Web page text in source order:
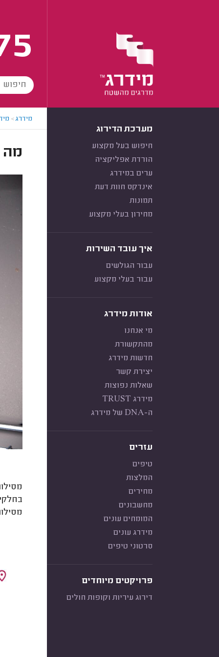
מערכת הדירוג
חיפוש בעל מקצוע
הורדת אפליקציה
ערים במידרג
אינדקס חוות דעת
תמונות
מחירון בעלי מקצוע
איך עובד השירות
עבור הגולשים
עבור בעלי מקצוע
אודות מידרג
מי אנחנו
מהתקשורת
חדשות מידרג
יצירת קשר
שאלות נפוצות
מידרג TRUST
ה-DNA של מידרג
עזרים
טיפים
המלצות
מחירים
מחשבונים
המומחים עונים
מידרג עונים
סרטוני טיפים
פרויקטים מיוחדים
דירוג עיריות וקופות חולים
מידרג>
מה